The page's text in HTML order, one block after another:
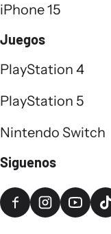
iPhone 15
Juegos
PlayStation 4
PlayStation 5
Nintendo Switch
Siguenos